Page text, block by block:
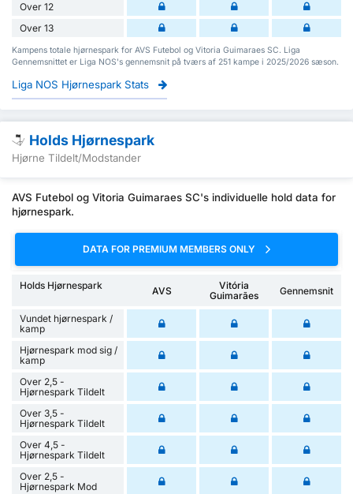
Over 12
Over 13
Kampens totale hjørnespark for AVS Futebol og Vitoria Guimaraes SC. Liga
Gennemsnittet er Liga NOS's gennemsnit på tværs af 251 kampe i 2025/2026 sæson.
Liga NOS Hjørnespark Stats
Holds Hjørnespark
Hjørne Tildelt/Modstander
AVS Futebol og Vitoria Guimaraes SC's individuelle hold data for
hjørnespark.
DATA FOR PREMIUM MEMBERS ONLY
Holds Hjørnespark AVS
Vitória
Guimarães
Gennemsnit
Vundet hjørnespark /
kamp
Hjørnespark mod sig /
kamp
Over 2,5 -
Hjørnespark Tildelt
Over 3,5 -
Hjørnespark Tildelt
Over 4,5 -
Hjørnespark Tildelt
Over 2,5 -
Hjørnespark Mod